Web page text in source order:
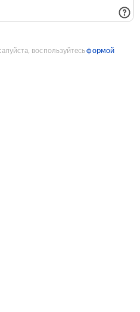
воспользуйтесьформой